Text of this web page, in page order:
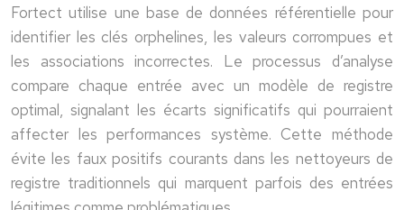
Fortect utilise une base de données référentielle pour
identifier les clés orphelines, les valeurs corrompues et
les associations incorrectes. Le processus d’analyse
compare chaque entrée avec un modèle de registre
optimal, signalant les écarts significatifs qui pourraient
affecter les performances système. Cette méthode
évite les faux positifs courants dans les nettoyeurs de
registre traditionnels qui marquent parfois des entrées